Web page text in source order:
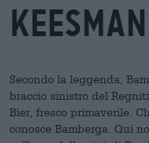
Secondo la leggenda,
braccio sinistro del
Bier, fresco primaverile.
conosce Bamberga. Qui